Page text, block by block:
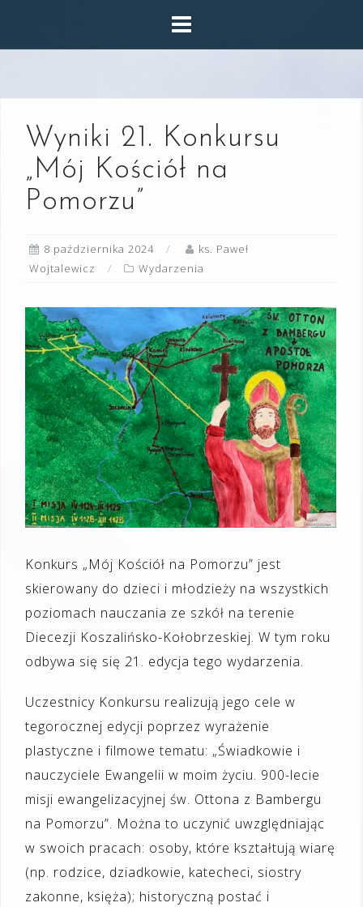
Wyniki 21. Konkursu
„Mój Kościół na
Pomorzu”
8 października 2024
ks. Paweł
Wojtalewicz
Wydarzenia
Konkurs „Mój Kościół na Pomorzu” jest
skierowany do dzieci i młodzieży na wszystkich
poziomach nauczania ze szkół na terenie
Diecezji Koszalińsko-Kołobrzeskiej. W tym roku
odbywa się się 21. edycja tego wydarzenia.
Uczestnicy Konkursu realizują jego cele w
tegorocznej edycji poprzez wyrażenie
plastyczne i filmowe tematu: „Świadkowie i
nauczyciele Ewangelii w moim życiu. 900-lecie
misji ewangelizacyjnej św. Ottona z Bambergu
na Pomorzu”. Można to uczynić uwzględniając
w swoich pracach: osoby, które kształtują wiarę
(np. rodzice, dziadkowie, katecheci, siostry
zakonne, księża); historyczną postać i